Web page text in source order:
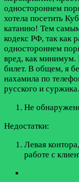
одностороннем
хотела посетить
катанию! Тем
кодекс РФ, так как
одностороннем
вред, как минимум.
билет. В общем, я
нахамила по
русского и
Не
Недостатки:
Левая
работе с